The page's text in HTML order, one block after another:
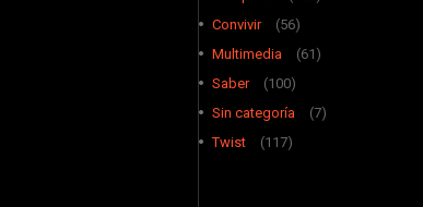
Convivir
(56)
Multimedia
(61)
Saber
(100)
Sin categoría
(7)
Twist
(117)